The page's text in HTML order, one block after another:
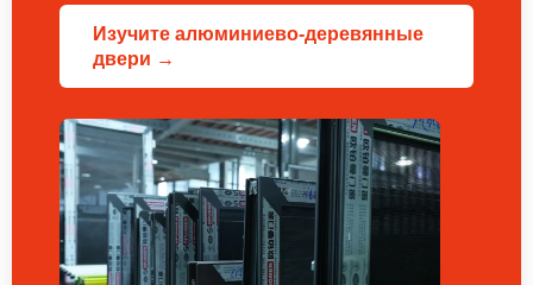
Изучите алюминиево-деревянные
двери →